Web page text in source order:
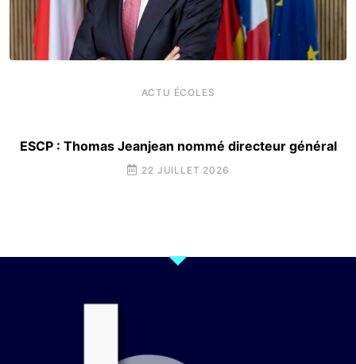
ACTU ÉCOLES
ESCP : Thomas Jeanjean nommé directeur général
22 JUILLET 2026